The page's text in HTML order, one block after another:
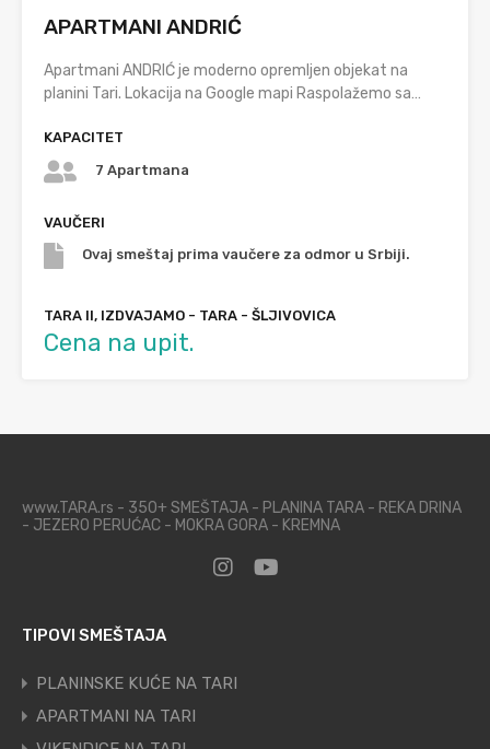
APARTMANI ANDRIĆ
Apartmani ANDRIĆ je moderno opremljen objekat na
planini Tari. Lokacija na Google mapi Raspolažemo sa…
KAPACITET
7 Apartmana
VAUČERI
Ovaj smeštaj prima vaučere za odmor u Srbiji.
TARA II, IZDVAJAMO - TARA - ŠLJIVOVICA
Cena na upit.
www.TARA.rs - 350+ SMEŠTAJA - PLANINA TARA - REKA DRINA
- JEZERO PERUĆAC - MOKRA GORA - KREMNA
TIPOVI SMEŠTAJA
PLANINSKE KUĆE NA TARI
APARTMANI NA TARI